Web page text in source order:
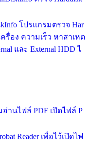
โปรแกรมตรวจ Har
รื่อง ความเร็ว หาสาเหต
และ External HDD ไ
อ่านไฟล์ PDF เปิดไฟล์ P
Reader เพื่อไว้เปิดไฟ